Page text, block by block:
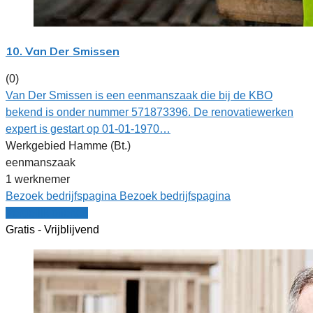
10. Van Der Smissen
(0)
Van Der Smissen is een eenmanszaak die bij de KBO
bekend is onder nummer 571873396. De renovatiewerken
expert is gestart op 01-01-1970…
Werkgebied Hamme (Bt.)
eenmanszaak
1 werknemer
Bezoek bedrijfspagina Bezoek bedrijfspagina
Gratis - Vrijblijvend